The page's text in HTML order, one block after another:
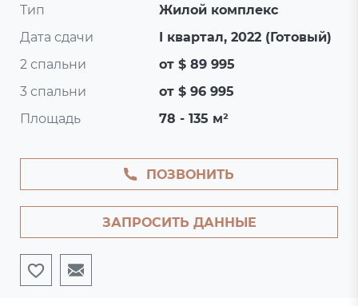
Тип
Жилой комплекс
Дата сдачи
I квартал, 2022 (Готовый)
2 спальни
от $ 89 995
3 спальни
от $ 96 995
Площадь
78 - 135 м²
ПОЗВОНИТЬ
ЗАПРОСИТЬ ДАННЫЕ